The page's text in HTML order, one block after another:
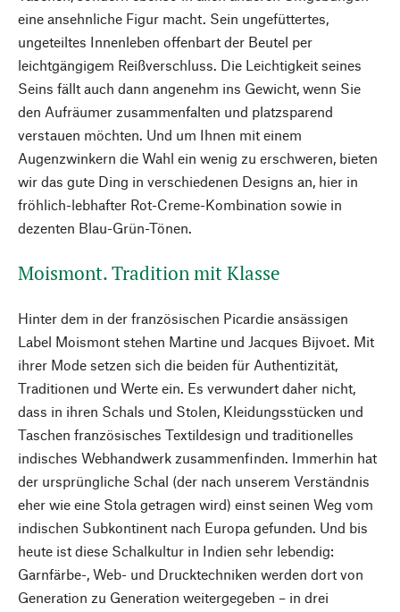
eine ansehnliche Figur macht. Sein ungefüttertes,
ungeteiltes Innenleben offenbart der Beutel per
leichtgängigem Reißverschluss. Die Leichtigkeit seines
Seins fällt auch dann angenehm ins Gewicht, wenn Sie
den Aufräumer zusammenfalten und platzsparend
verstauen möchten. Und um Ihnen mit einem
Augenzwinkern die Wahl ein wenig zu erschweren, bieten
wir das gute Ding in verschiedenen Designs an, hier in
fröhlich-lebhafter Rot-Creme-Kombination sowie in
dezenten Blau-Grün-Tönen.
Moismont. Tradition mit Klasse
Hinter dem in der französischen Picardie ansässigen
Label Moismont stehen Martine und Jacques Bijvoet. Mit
ihrer Mode setzen sich die beiden für Authentizität,
Traditionen und Werte ein. Es verwundert daher nicht,
dass in ihren Schals und Stolen, Kleidungsstücken und
Taschen französisches Textildesign und traditionelles
indisches Webhandwerk zusammenfinden. Immerhin hat
der ursprüngliche Schal (der nach unserem Verständnis
eher wie eine Stola getragen wird) einst seinen Weg vom
indischen Subkontinent nach Europa gefunden. Und bis
heute ist diese Schalkultur in Indien sehr lebendig:
Garnfärbe-, Web- und Drucktechniken werden dort von
Generation zu Generation weitergegeben – in drei